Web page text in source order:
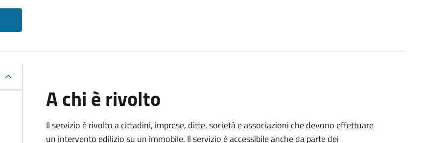
A chi è rivolto
Il servizio è rivolto a cittadini, imprese, ditte, società e associazioni che devono effettuare
un intervento edilizio su un immobile. Il servizio è accessibile anche da parte dei